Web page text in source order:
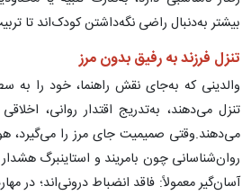
بیشتر به‌دنبال راضی نگه‌داشتن کودک‌اند تا
تنزل فرزند به رفیق بدون مرز
والدینی که به‌جای نقش راهنما، خود را به
تنزل می‌دهند، به‌تدریج اقتدار روانی،
می‌دهند.وقتی صمیمیت جای مرز را
روان‌شناسانی چون بامریند و استاینبرگ
آسان‌گیر معمولاً: فاقد انضباط درونی‌اند؛ در